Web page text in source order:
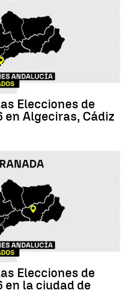
Elecciones de
Algeciras, Cádiz
Elecciones de
la ciudad de